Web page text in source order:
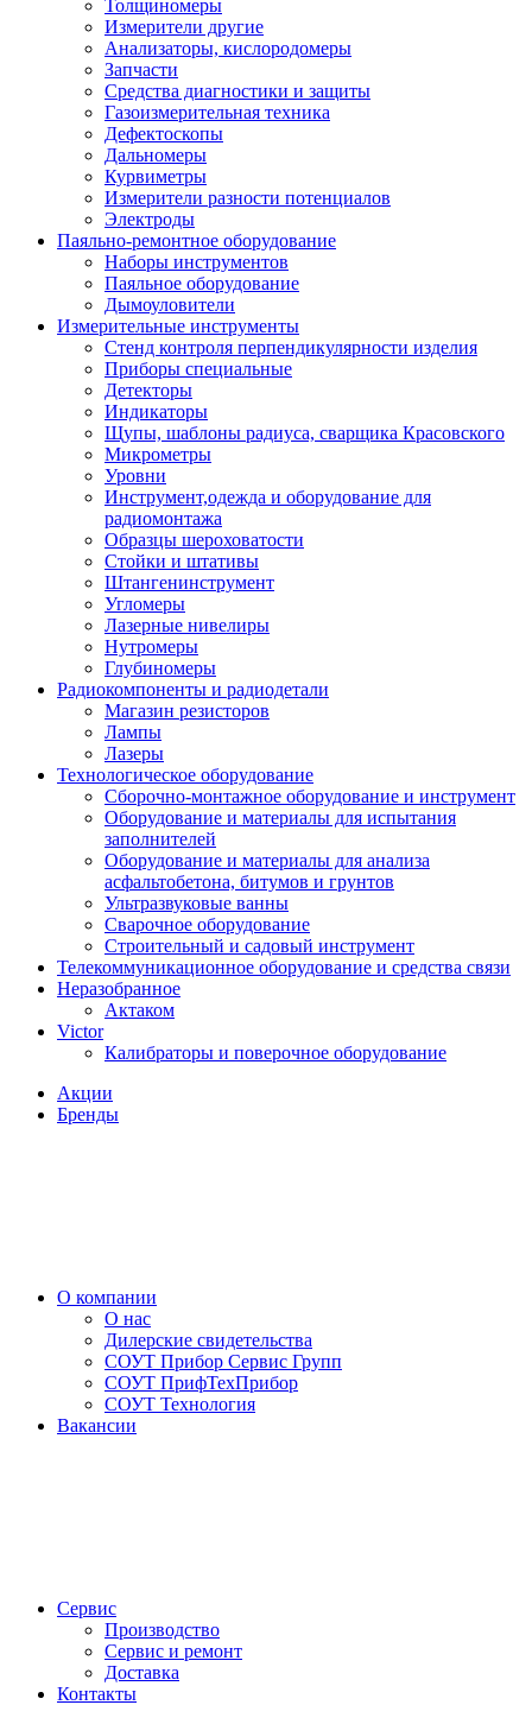
Толщиномеры
Измерители другие
Анализаторы, кислородомеры
Запчасти
Средства диагностики и защиты
Газоизмерительная техника
Дефектоскопы
Дальномеры
Курвиметры
Измерители разности потенциалов
Электроды
Паяльно-ремонтное оборудование
Наборы инструментов
Паяльное оборудование
Дымоуловители
Измерительные инструменты
Стенд контроля перпендикулярности изделия
Приборы специальные
Детекторы
Индикаторы
Щупы, шаблоны радиуса, сварщика Красовского
Микрометры
Уровни
Инструмент,одежда и оборудование для
радиомонтажа
Образцы шероховатости
Стойки и штативы
Штангенинструмент
Угломеры
Лазерные нивелиры
Нутромеры
Глубиномеры
Радиокомпоненты и радиодетали
Магазин резисторов
Лампы
Лазеры
Технологическое оборудование
Сборочно-монтажное оборудование и инструмент
Оборудование и материалы для испытания
заполнителей
Оборудование и материалы для анализа
асфальтобетона, битумов и грунтов
Ультразвуковые ванны
Сварочное оборудование
Строительный и садовый инструмент
Телекоммуникационное оборудование и средства связи
Неразобранное
Актаком
Victor
Калибраторы и поверочное оборудование
Акции
Бренды
О компании
О нас
Дилерские свидетельства
СОУТ Прибор Сервис Групп
СОУТ ПрифТехПрибор
СОУТ Технология
Вакансии
Сервис
Производство
Сервис и ремонт
Доставка
Контакты